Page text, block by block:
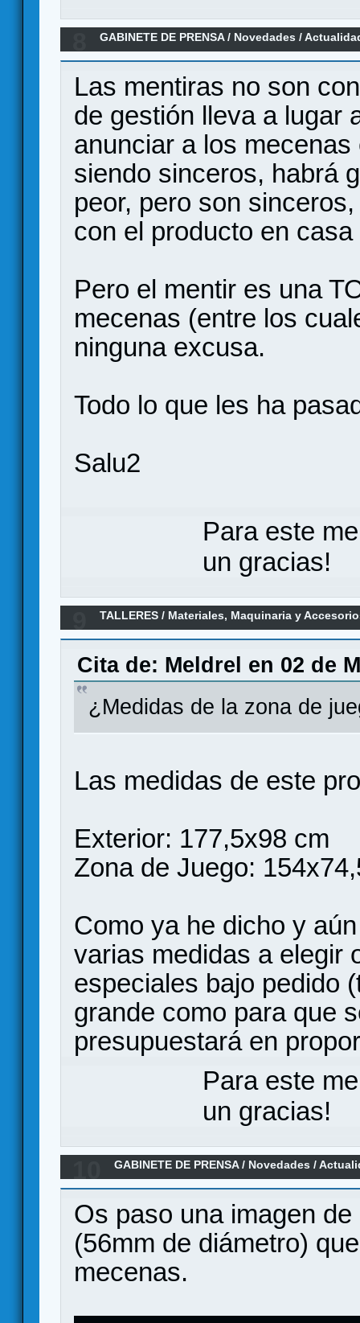
GABINETE DE PRENSA/ Novedades /
Las mentiras no son
de gestión lleva a lugar
anunciar a los
siendo sinceros, habrá
peor, pero son
con el producto en
Pero el mentir es una
mecenas (entre los
ninguna excusa.
Todo lo que les ha
Salu2
Para este
un gracias!
TALLERES / Materiales, Maquinaria y
Cita de: Meldrel en 02 de
¿Medidas de la zona de
Las medidas de este
Exterior: 177,5x98 cm
Zona de Juego:
Como ya he dicho y
varias medidas a elegir
especiales bajo pedido
grande como para que
presupuestará en
Para este
un gracias!
GABINETE DE PRENSA/ Novedades /
GAMES - EN VERKAMI
Os paso una imagen
(56mm de diámetro)
mecenas.